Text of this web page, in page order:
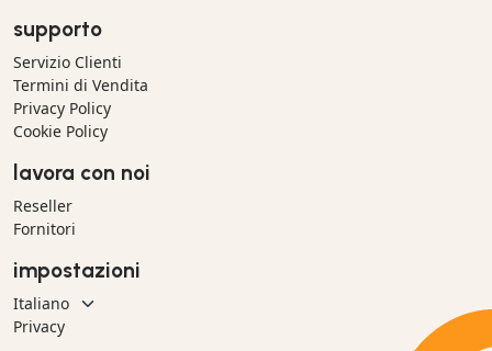
supporto
Servizio Clienti
Termini di Vendita
Privacy Policy
Cookie Policy
lavora con noi
Reseller
Fornitori
impostazioni
Privacy